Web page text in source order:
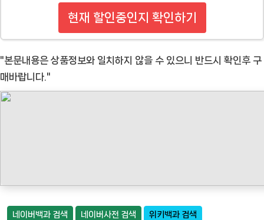
현재 할인중인지 확인하기
"본문내용은 상품정보와 일치하지 않을 수 있으니 반드시 확인후 구
매바랍니다."
네이버백과 검색 네이버사전 검색 위키백과 검색